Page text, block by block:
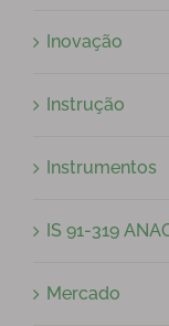
Inovação
Instrução
Instrumentos
IS 91-319
Mercado